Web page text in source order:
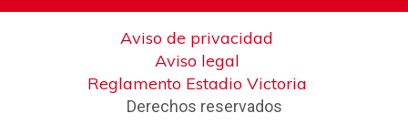
Aviso de privacidad
Aviso legal
Reglamento Estadio Victoria
Derechos reservados